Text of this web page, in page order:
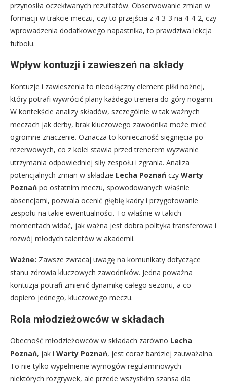
przynosiła oczekiwanych rezultatów. Obserwowanie zmian w
formacji w trakcie meczu, czy to przejścia z 4-3-3 na 4-4-2, czy
wprowadzenia dodatkowego napastnika, to prawdziwa lekcja
futbolu.
Wpływ kontuzji i zawieszeń na składy
Kontuzje i zawieszenia to nieodłączny element piłki nożnej,
który potrafi wywrócić plany każdego trenera do góry nogami.
W kontekście analizy składów, szczególnie w tak ważnych
meczach jak derby, brak kluczowego zawodnika może mieć
ogromne znaczenie. Oznacza to konieczność sięgnięcia po
rezerwowych, co z kolei stawia przed trenerem wyzwanie
utrzymania odpowiedniej siły zespołu i zgrania. Analiza
potencjalnych zmian w składzie Lecha Poznań czy Warty
Poznań po ostatnim meczu, spowodowanych właśnie
absencjami, pozwala ocenić głębię kadry i przygotowanie
zespołu na takie ewentualności. To właśnie w takich
momentach widać, jak ważna jest dobra polityka transferowa i
rozwój młodych talentów w akademii.
Ważne: Zawsze zwracaj uwagę na komunikaty dotyczące
stanu zdrowia kluczowych zawodników. Jedna poważna
kontuzja potrafi zmienić dynamikę całego sezonu, a co
dopiero jednego, kluczowego meczu.
Rola młodzieżowców w składach
Obecność młodzieżowców w składach zarówno Lecha
Poznań, jak i Warty Poznań, jest coraz bardziej zauważalna.
To nie tylko wypełnienie wymogów regulaminowych
niektórych rozgrywek, ale przede wszystkim szansa dla